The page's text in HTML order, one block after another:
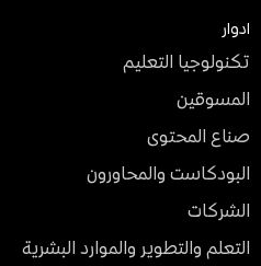
ادوار
تكنولوجيا التعليم
المسوقين
صناع المحتوى
البودكاست والمحاورون
الشركات
التعلم والتطوير والموارد البشرية